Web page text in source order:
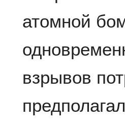
атомной
взрывов